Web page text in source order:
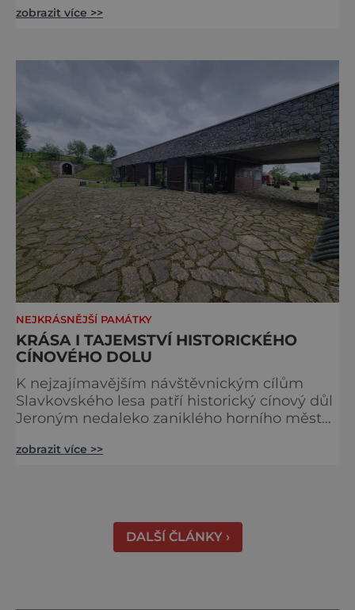
nacisty zničena v roce 1938. Do lázeňského
některé události spojené s touto významnou
zobrazit více >>
NEJKRÁSNĚJŠÍ PAMÁTKY
KRÁSA I TAJEMSTVÍ HISTORICKÉHO
CÍNOVÉHO DOLU
K nejzajímavějším návštěvnickým cílům
Slavkovského lesa patří historický cínový důl
Jeroným nedaleko zaniklého horního města
středověku. Národní kulturní památka je
práci tehdejších horníků. [gallery
ids="91631,91630,91632,91633,91634,91635,9
zobrazit více >>
DALŠÍ ČLÁNKY ›